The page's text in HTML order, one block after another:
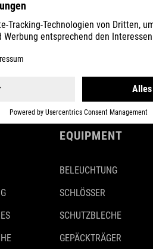
EQUIPMENT
BELEUCHTUNG
SCHLÖSSER
SCHUTZBLECHE
GEPÄCKTRÄGER